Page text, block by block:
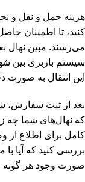
هزینه حمل و نقل و
کنید، تا اطمینان
می‌رسند. مبین نهال
سیستم باربری بین
این انتقال به صورت
بعد از ثبت سفارش،
که نهال‌های شما چه
کامل برای اطلاع
بررسی کنید که آیا
صورت وجود هر